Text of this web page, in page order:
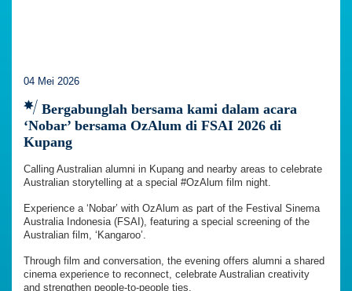
04 Mei 2026
Bergabunglah bersama kami dalam acara
‘Nobar’ bersama OzAlum di FSAI 2026 di
Kupang
Calling Australian alumni in Kupang and nearby areas to celebrate
Australian storytelling at a special #OzAlum film night.
Experience a ‘Nobar’ with OzAlum as part of the Festival Sinema
Australia Indonesia (FSAI), featuring a special screening of the
Australian film, ‘Kangaroo’.
Through film and conversation, the evening offers alumni a shared
cinema experience to reconnect, celebrate Australian creativity
and strengthen people-to-people ties.